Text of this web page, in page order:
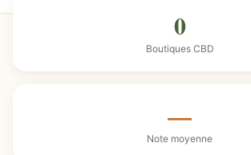
0
Boutiques CBD
—
Note moyenne